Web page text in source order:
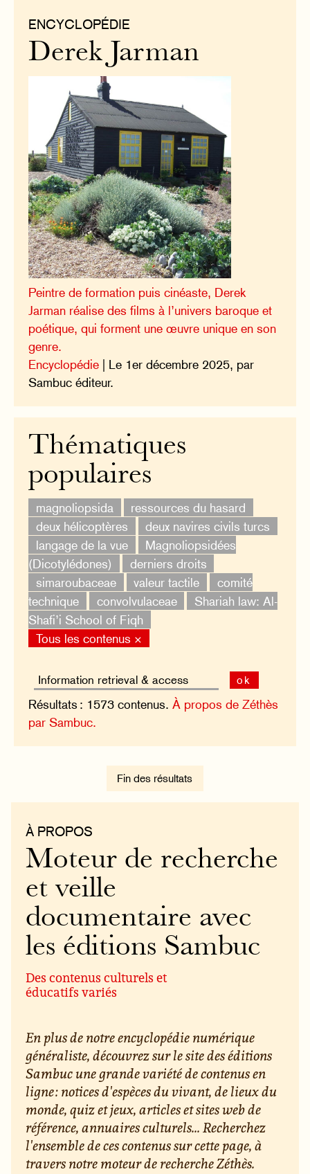
ENCYCLOPÉDIE
Derek Jarman
Peintre de formation puis cinéaste, Derek
Jarman réalise des films à l’univers baroque et
poétique, qui forment une œuvre unique en son
genre.
Encyclopédie | Le 1er décembre 2025, par
Sambuc éditeur.
Thématiques
populaires
magnoliopsida
ressources du hasard
deux hélicoptères
deux navires civils turcs
langage de la vue
Magnoliopsidées
(Dicotylédones)
derniers droits
simaroubaceae
valeur tactile
comité
technique
convolvulaceae
Shariah law: Al-
Shafi’i School of Fiqh
Tous les contenus ×
ok
Résultats : 1573 contenus.À propos de Zéthès
par Sambuc.
Fin des résultats
À PROPOS
Moteur de recherche
et veille
documentaire avec
les éditions Sambuc
Des contenus culturels et
éducatifs variés
En plus de notre encyclopédie numérique
généraliste, découvrez sur le site des éditions
Sambuc une grande variété de contenus en
ligne : notices d'espèces du vivant, de lieux du
monde, quiz et jeux, articles et sites web de
référence, annuaires culturels... Recherchez
l'ensemble de ces contenus sur cette page, à
travers notre moteur de recherche Zéthès.